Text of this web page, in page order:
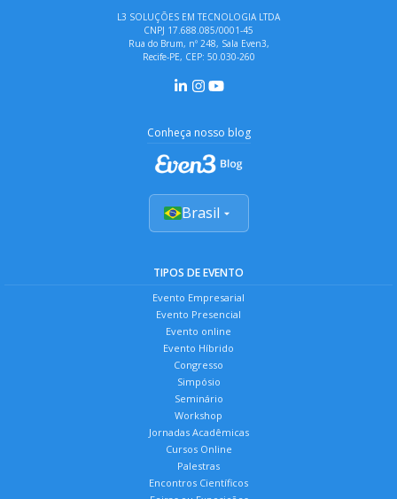
L3 SOLUÇÕES EM TECNOLOGIA LTDA
CNPJ 17.688.085/0001-45
Rua do Brum, nº 248, Sala Even3,
Recife-PE, CEP: 50.030-260
Conheça nosso blog
Brasil
TIPOS DE EVENTO
Evento Empresarial
Evento Presencial
Evento online
Evento Híbrido
Congresso
Simpósio
Seminário
Workshop
Jornadas Acadêmicas
Cursos Online
Palestras
Encontros Científicos